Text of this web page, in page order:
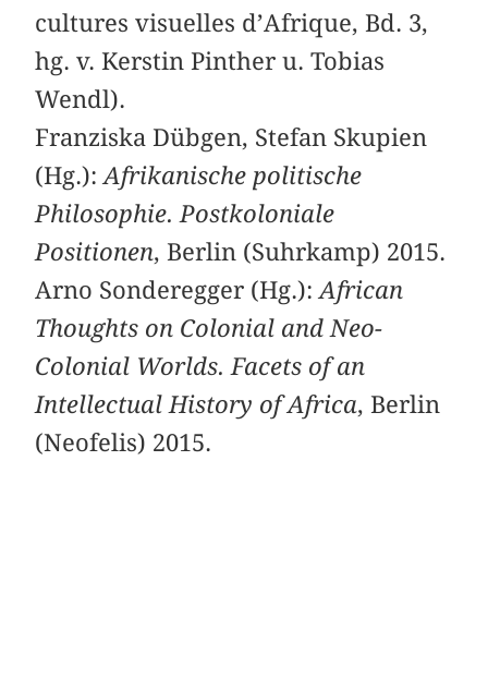
cultures visuelles d’Afrique, Bd. 3,
hg. v. Kerstin Pinther u. Tobias
Wendl).
Franziska Dübgen, Stefan Skupien
(Hg.):Afrikanische politische
Philosophie. Postkoloniale
Positionen, Berlin (Suhrkamp) 2015.
Arno Sonderegger (Hg.):African
Thoughts on Colonial and Neo-
Colonial Worlds. Facets of an
Intellectual History of Africa, Berlin
(Neofelis) 2015.